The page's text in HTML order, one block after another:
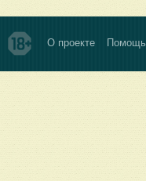
О проекте Помощь